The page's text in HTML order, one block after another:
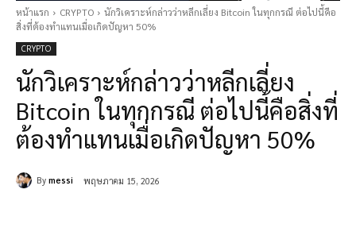
หน้าแรก CRYPTO
นักวิเคราะห์กล่าวว่าหลีกเลี่ยง Bitcoin ในทุกกรณี ต่อไปนี้คือ
สิ่งที่ต้องทำแทนเมื่อเกิดปัญหา 50%
CRYPTO
นักวิเคราะห์กล่าวว่าหลีกเลี่ยง
Bitcoin ในทุกกรณี ต่อไปนี้คือสิ่งที่
ต้องทำแทนเมื่อเกิดปัญหา 50%
By messi พฤษภาคม 15, 2026